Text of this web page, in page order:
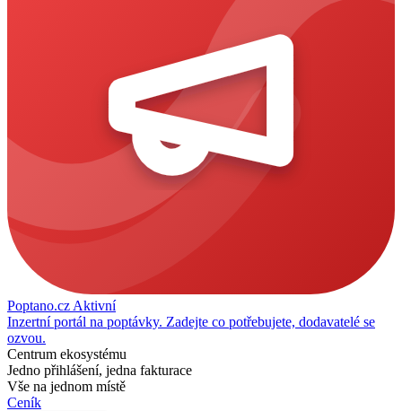
Poptano.cz Aktivní
Inzertní portál na poptávky. Zadejte co potřebujete, dodavatelé se
ozvou.
Centrum ekosystému
Jedno přihlášení, jedna fakturace
Vše na jednom místě
Ceník